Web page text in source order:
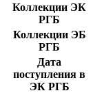
Коллекции ЭК
РГБ
Коллекции ЭБ
РГБ
Дата
поступления в
ЭК РГБ